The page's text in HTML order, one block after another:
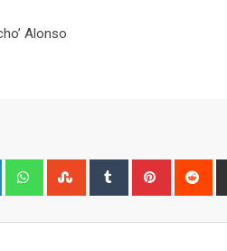
Alonso
LinkedIn WhatsappStumbleUpon
Tumblr Pinterest